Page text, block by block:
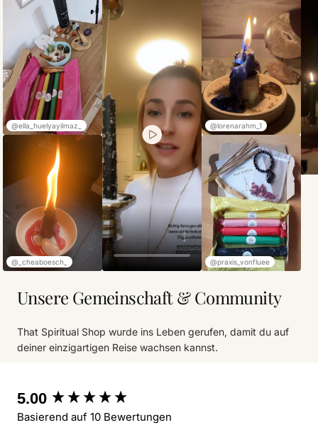
Unsere Gemeinschaft & Community
That Spiritual Shop wurde ins Leben gerufen, damit du auf
deiner einzigartigen Reise wachsen kannst.
@ella_huelyayilmaz_
@_cheaboesch_
@lorenarahm_1
@praxis_vonfluee
5.00
Basierend auf 10 Bewertungen
New content loaded